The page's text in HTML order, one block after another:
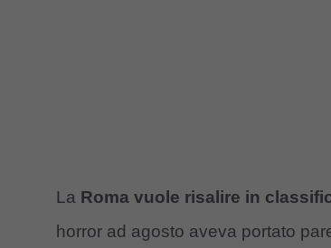
La Roma vuole risalire in
horror ad agosto aveva portato